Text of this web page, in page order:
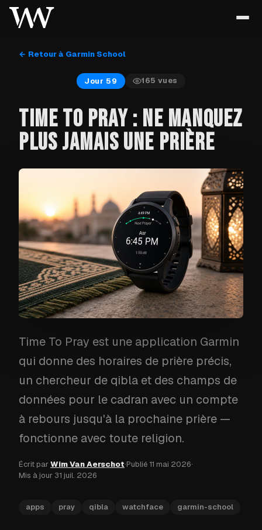
← Retour à Garmin School
Jour 59 165 vues
TIME TO PRAY : NE MANQUEZ
PLUS JAMAIS UNE PRIÈRE
Time To Pray est une application Garmin
qui donne des horaires de prière précis,
un chercheur de qibla et des champs de
données pour le cadran avec un compte
à rebours jusqu'à la prochaine prière —
fonctionne avec toute religion.
Écrit parWim Van Aerschot·Publié 11 mai 2026·
Mis à jour 31 juil. 2026
apps pray qibla watchface garmin-school